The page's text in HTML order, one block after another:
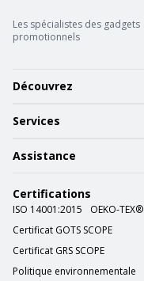
Les spécialistes des gadgets
promotionnels
Découvrez
Services
Assistance
Certifications
ISO 14001:2015
OEKO-TEX®
Certificat GOTS SCOPE
Certificat GRS SCOPE
Politique environnementale